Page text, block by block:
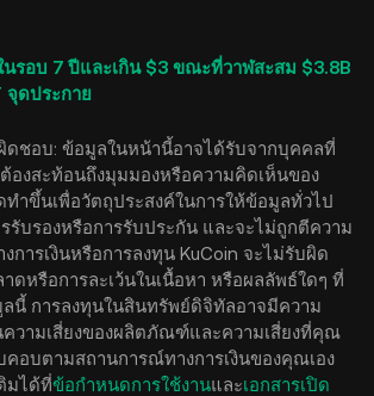
นรอบ 7 ปีและเกิน $3 ขณะที่วาฬสะสม $3.8B
จุดประกาย
ดชอบ: ข้อมูลในหน้านี้อาจได้รับจากบุคคลที่
องสะท้อนถึงมุมมองหรือความคิดเห็นของ
ทำขึ้นเพื่อวัตถุประสงค์ในการให้ข้อมูลทั่วไป
รับรองหรือการรับประกัน และจะไม่ถูกตีความ
การเงินหรือการลงทุน KuCoin จะไม่รับผิด
ดหรือการละเว้นในเนื้อหา หรือผลลัพธ์ใดๆ ที่
ลนี้ การลงทุนในสินทรัพย์ดิจิทัลอาจมีความ
ความเสี่ยงของผลิตภัณฑ์และความเสี่ยงที่คุณ
คอบตามสถานการณ์ทางการเงินของคุณเอง
มได้ที่ข้อกำหนดการใช้งานและเอกสารเปิด